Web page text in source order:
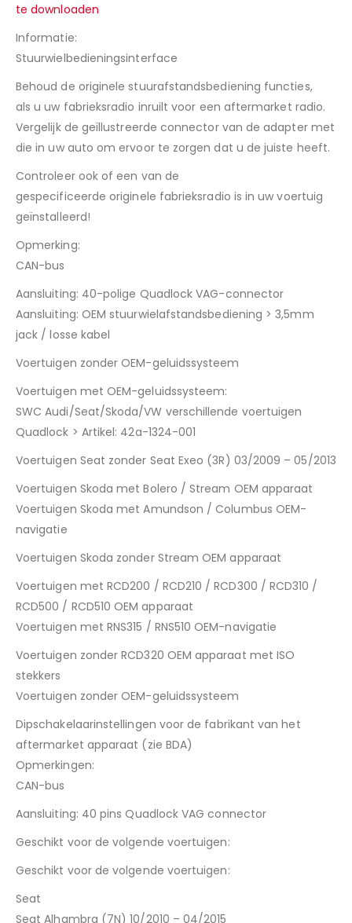
te downloaden
Informatie:
Stuurwielbedieningsinterface
Behoud de originele stuurafstandsbediening functies,
als u uw fabrieksradio inruilt voor een aftermarket radio.
Vergelijk de geïllustreerde connector van de adapter met
die in uw auto om ervoor te zorgen dat u de juiste heeft.
Controleer ook of een van de
gespecificeerde originele fabrieksradio is in uw voertuig
geïnstalleerd!
Opmerking:
CAN-bus
Aansluiting: 40-polige Quadlock VAG-connector
Aansluiting: OEM stuurwielafstandsbediening > 3,5mm
jack / losse kabel
Voertuigen zonder OEM-geluidssysteem
Voertuigen met OEM-geluidssysteem:
SWC Audi/Seat/Skoda/VW verschillende voertuigen
Quadlock > Artikel: 42a-1324-001
Voertuigen Seat zonder Seat Exeo (3R) 03/2009 – 05/2013
Voertuigen Skoda met Bolero / Stream OEM apparaat
Voertuigen Skoda met Amundson / Columbus OEM-
navigatie
Voertuigen Skoda zonder Stream OEM apparaat
Voertuigen met RCD200 / RCD210 / RCD300 / RCD310 /
RCD500 / RCD510 OEM apparaat
Voertuigen met RNS315 / RNS510 OEM-navigatie
Voertuigen zonder RCD320 OEM apparaat met ISO
stekkers
Voertuigen zonder OEM-geluidssysteem
Dipschakelaarinstellingen voor de fabrikant van het
aftermarket apparaat (zie BDA)
Opmerkingen:
CAN-bus
Aansluiting: 40 pins Quadlock VAG connector
Geschikt voor de volgende voertuigen:
Geschikt voor de volgende voertuigen:
Seat
Seat Alhambra (7N) 10/2010 – 04/2015